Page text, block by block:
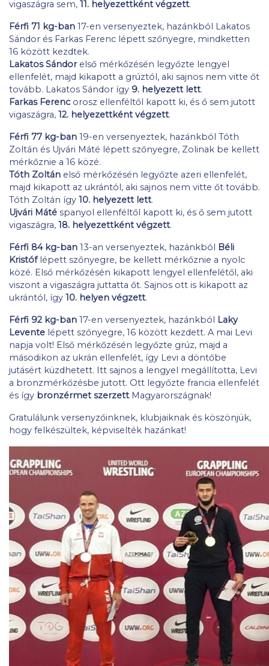
vigaszágra sem, 11. helyezettként végzett.
Férfi 71 kg-ban 17-en versenyeztek, hazánkból Lakatos
Sándor és Farkas Ferenc lépett szőnyegre, mindketten
16 között kezdtek.
Lakatos Sándorelső mérkőzésén legyőzte lengyel
ellenfelét, majd kikapott a grúztól, aki sajnos nem vitte őt
tovább. Lakatos Sándor így 9. helyezett lett.
Farkas Ferencorosz ellenféltől kapott ki, és ő sem jutott
vigaszágra, 12. helyezettként végzett.
Férfi 77 kg-ban 19-en versenyeztek, hazánkból Tóth
Zoltán és Ujvári Máté lépett szőnyegre, Zolinak be kellett
mérkőznie a 16 közé.
Tóth Zoltán első mérkőzésén legyőzte azeri ellenfelét,
majd kikapott az ukrántól, aki sajnos nem vitte őt tovább.
Tóth Zoltán így 10. helyezett lett.
Ujvári Máté spanyol ellenféltől kapott ki, és ő sem jutott
vigaszágra, 18. helyezettként végzett.
Férfi 84 kg-ban 13-an versenyeztek, hazánkból Béli
Kristóflépett szőnyegre, be kellett mérkőznie a nyolc
közé. Első mérkőzésén kikapott lengyel ellenfelétől, aki
viszont a vigaszágra juttatta őt. Sajnos ott is kikapott az
ukrántól, így 10. helyen végzett.
Férfi 92 kg-ban 17-en versenyeztek, hazánkból Laky
Levente lépett szőnyegre, 16 között kezdett. A mai Levi
napja volt! Első mérkőzésén legyőzte grúz, majd a
másodikon az ukrán ellenfelét, így Levi a döntőbe
jutásért küzdhetett. Itt sajnos a lengyel megállította, Levi
a bronzmérkőzésbe jutott. Ott legyőzte francia ellenfelét
és így bronzérmet szerzett Magyarországnak!
Gratulálunk versenyzőinknek, klubjaiknak és köszönjük,
hogy felkészültek, képviselték hazánkat!